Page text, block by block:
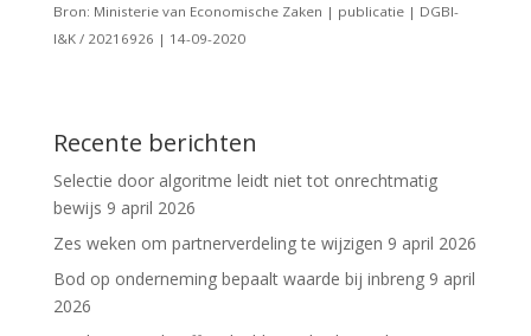
Bron: Ministerie van Economische Zaken | publicatie | DGBI-
I&K / 20216926 | 14-09-2020
Recente berichten
Selectie door algoritme leidt niet tot onrechtmatig
bewijs 9 april 2026
Zes weken om partnerverdeling te wijzigen 9 april 2026
Bod op onderneming bepaalt waarde bij inbreng 9 april
2026